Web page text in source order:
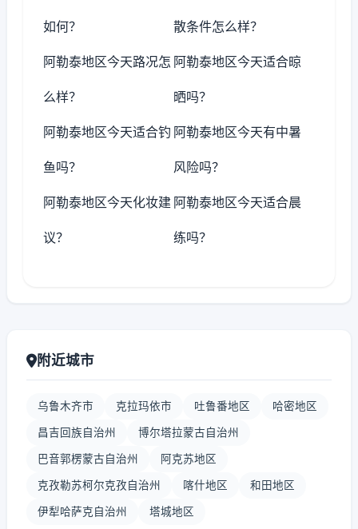
如何？ 散条件怎么样？
阿勒泰地区今天路况怎
么样？
阿勒泰地区今天适合晾
晒吗？
阿勒泰地区今天适合钓
鱼吗？
阿勒泰地区今天有中暑
风险吗？
阿勒泰地区今天化妆建
议？
阿勒泰地区今天适合晨
练吗？
附近城市
乌鲁木齐市 克拉玛依市 吐鲁番地区 哈密地区
昌吉回族自治州 博尔塔拉蒙古自治州
巴音郭楞蒙古自治州 阿克苏地区
克孜勒苏柯尔克孜自治州 喀什地区 和田地区
伊犁哈萨克自治州 塔城地区